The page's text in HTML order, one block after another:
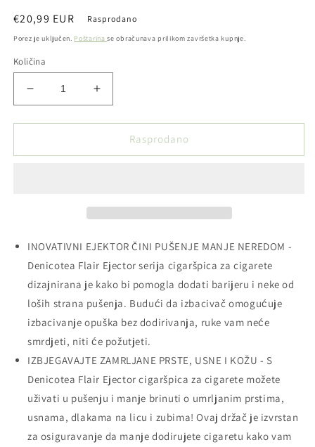
Redovna
cijena
€20,99 EUR Rasprodano
Porez je uključen. Poštarinase obračunava prilikom završetka kupnje.
Količina
Smanji
količinu
proizvoda
-
Povećaj
količinu
proizvoda
Denicotea
-
Rasprodano
INOVATIVNI EJEKTOR ČINI PUŠENJE MANJE NEREDOM -
Denicotea Flair Ejector serija cigaršpica za cigarete
dizajnirana je kako bi pomogla dodati barijeru i neke od
loših strana pušenja. Budući da izbacivač omogućuje
izbacivanje opuška bez dodirivanja, ruke vam neće
smrdjeti, niti će požutjeti.
IZBJEGAVAJTE ZAMRLJANE PRSTE, USNE I KOŽU - S
Denicotea Flair Ejector cigaršpica za cigarete možete
uživati ​​u pušenju i manje brinuti o umrljanim prstima,
usnama, dlakama na licu i zubima! Ovaj držač je izvrstan
za osiguravanje da manje dodirujete cigaretu kako vam